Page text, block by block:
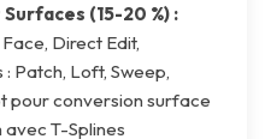
(15-20 %) :
Direct Edit,
Patch, Loft, Sweep,
pour conversion surface
T-Splines